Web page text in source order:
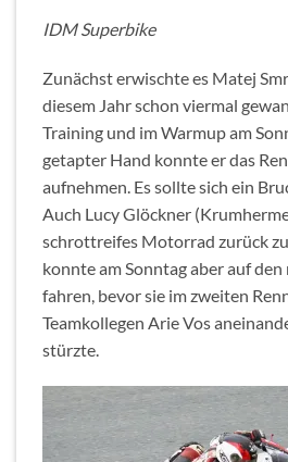
IDM Superbike
Zunächst erwischte es Matej
diesem Jahr schon viermal
Training und im Warmup am
getapter Hand konnte er das
aufnehmen. Es sollte sich ein
Auch Lucy Glöckner
schrottreifes Motorrad zurück
konnte am Sonntag aber auf
fahren, bevor sie im zweiten
Teamkollegen Arie Vos
stürzte.